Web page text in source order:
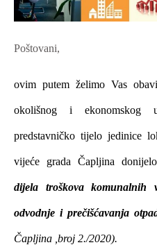
Poštovani,
ovim putem želimo Vas
okolišnog i ekonomskog
predstavničko tijelo jedinice
vijeće grada Čapljina
dijela troškova komunalnih
odvodnje i prečišćavanja
Čapljina ,broj 2./2020).